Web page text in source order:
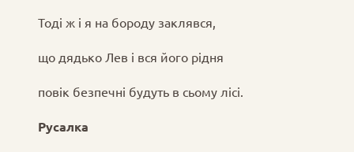
Тоді ж і я на бороду заклявся,
що дядько Лев і вся його рідня
повік безпечні будуть в сьому лісі.
Русалка